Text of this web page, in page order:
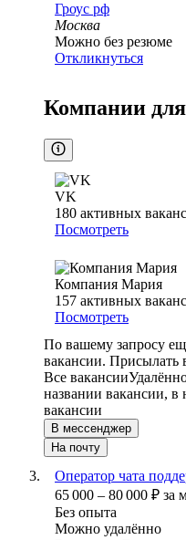
Гроус рф
Москва
Можно без резюме
Откликнуться
Компании
VK
180 активных
Посмотреть
Компания Мария
157 активных
Посмотреть
По вашему запросу
вакансии. Присылать
Все вакансии
названии вакансии,
вакансии
В мессенджер
На почту
Оператор чата
65 000 – 80 000 ₽ за
Без опыта
Можно удалённо